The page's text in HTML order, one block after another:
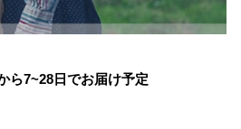
ら7~28日でお届け予定